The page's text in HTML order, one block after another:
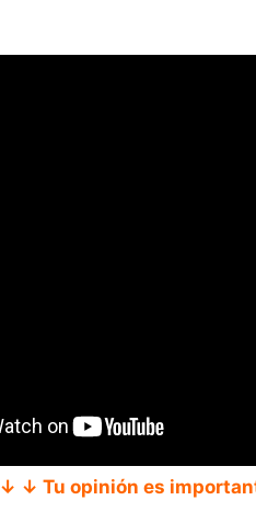
↓ ↓ Tu opinión es